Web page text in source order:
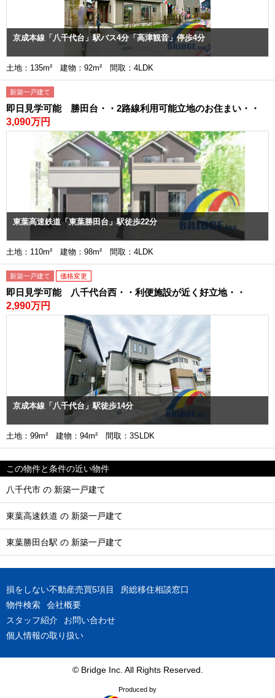
京成本線「八千代台」駅バス4分「高津観音」停歩4分
土地：135m² 建物：92m² 間取：4LDK
新築一戸建て
即日見学可能 勝田台・・2路線利用可能立地のお住まい・・
3,090万円
東葉高速鉄道「東葉勝田台」駅徒歩22分
土地：110m² 建物：98m² 間取：4LDK
新築一戸建て 価格変更
即日見学可能 八千代台西・・利便施設が近く好立地・・
2,990万円
京成本線「八千代台」駅徒歩14分
土地：99m² 建物：94m² 間取：3SLDK
この物件と条件の近い物件
八千代市 の 新築一戸建て
東葉高速鉄道 の 新築一戸建て
東葉勝田台駅 の 新築一戸建て
損をしない不動産売買5項目
房総移住相談窓口
物件検索
会社概要
スタッフ紹介
お問い合わせ
個人情報の取り扱い
© Bridge Inc. All Rights Reserved.
Produced by